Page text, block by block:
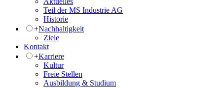
Teil der MS Industrie AG
Historie
+Nachhaltigkeit
Ziele
Kontakt
+Karriere
Kultur
Freie Stellen
Ausbildung & Studium